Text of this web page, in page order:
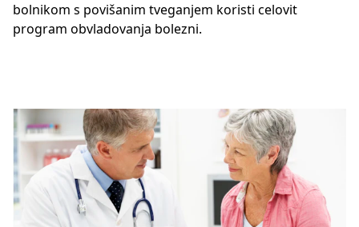
bolnikom s povišanim tveganjem koristi celovit
program obvladovanja bolezni.